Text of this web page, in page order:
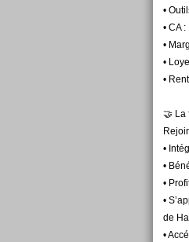
•
• CA
•
•
•
🤝 La
•
•
•
•
de
•